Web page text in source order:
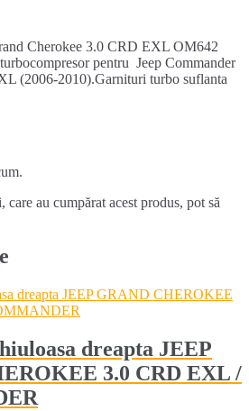
Cherokee 3.0 CRD EXL OM642
pentru Jeep Commander
(2006-2010).Garnituri turbo suflanta
au cumpărat acest produs, pot să
dreapta JEEP
3.0 CRD EXL /